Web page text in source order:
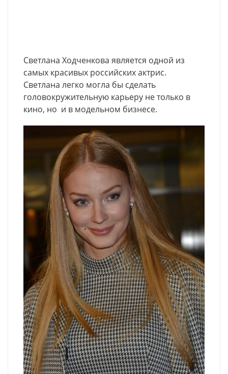
Светлана Ходченкова является одной из
самых красивых российских актрис.
Светлана легко могла бы сделать
головокружительную карьеру не только в
кино, но и в модельном бизнесе.